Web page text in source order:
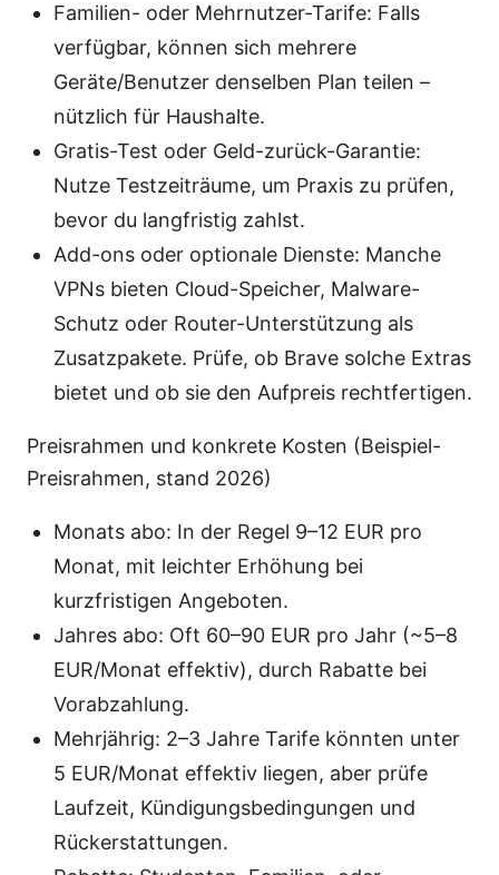
Familien- oder Mehrnutzer-Tarife: Falls
verfügbar, können sich mehrere
Geräte/Benutzer denselben Plan teilen –
nützlich für Haushalte.
Gratis-Test oder Geld-zurück-Garantie:
Nutze Testzeiträume, um Praxis zu prüfen,
bevor du langfristig zahlst.
Add-ons oder optionale Dienste: Manche
VPNs bieten Cloud-Speicher, Malware-
Schutz oder Router-Unterstützung als
Zusatzpakete. Prüfe, ob Brave solche Extras
bietet und ob sie den Aufpreis rechtfertigen.
Preisrahmen und konkrete Kosten (Beispiel-
Preisrahmen, stand 2026)
Monats abo: In der Regel 9–12 EUR pro
Monat, mit leichter Erhöhung bei
kurzfristigen Angeboten.
Jahres abo: Oft 60–90 EUR pro Jahr (~5–8
EUR/Monat effektiv), durch Rabatte bei
Vorabzahlung.
Mehrjährig: 2–3 Jahre Tarife könnten unter
5 EUR/Monat effektiv liegen, aber prüfe
Laufzeit, Kündigungsbedingungen und
Rückerstattungen.